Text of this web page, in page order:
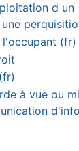
d un
l'occupant (fr)
à vue ou